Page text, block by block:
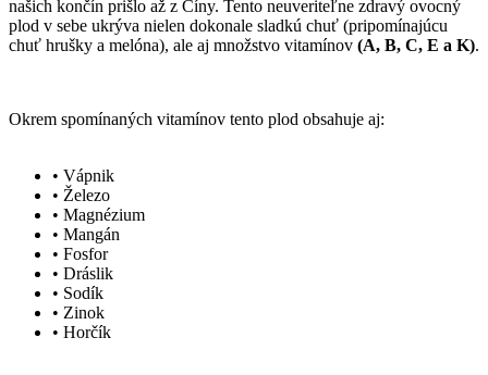
našich končín prišlo až z Číny. Tento neuveriteľne zdravý ovocný
plod v sebe ukrýva nielen dokonale sladkú chuť (pripomínajúcu
chuť hrušky a melóna), ale aj množstvo vitamínov (A, B, C, E a K).
Okrem spomínaných vitamínov tento plod obsahuje aj:
• Vápnik
• Železo
• Magnézium
• Mangán
• Fosfor
• Dráslik
• Sodík
• Zinok
• Horčík